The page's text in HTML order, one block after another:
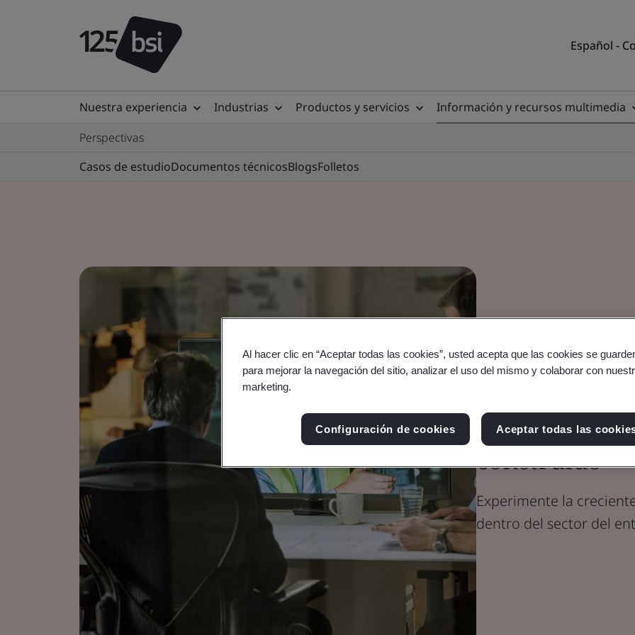
Español -
Nuestra experiencia Industrias Productos y servicios Información y recursos multimedia
Perspectivas
Casos de estudioDocumentos técnicosBlogsFolletos
Blog
Gestión de
construido
Experimente la
dentro del sector del
Al hacer clic en “Aceptar todas las cookies”, usted acepta que las cookies se
para mejorar la navegación del sitio, analizar el uso del mismo y colaborar con
marketing.
Configuración de cookies Aceptar todas las